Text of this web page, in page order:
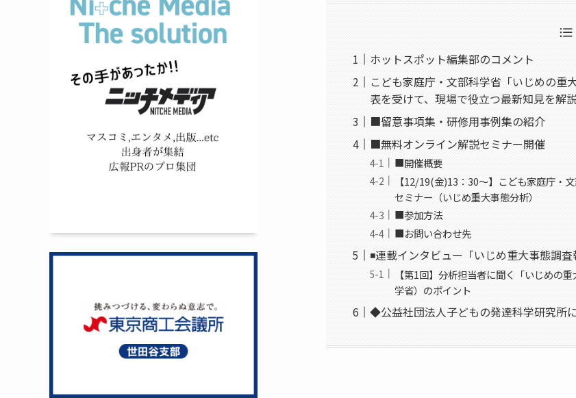
ホットスポット編集部のコメント
こども家庭庁・文部科学省「いじめの重
表を受けて、現場で役立つ最新知見を解
■留意事項集・研修用事例集の紹介
■無料オンライン解説セミナー開催
■開催概要
【12/19(金)13：30～】こども家庭庁・
セミナー（いじめ重大事態分析）
■参加方法
■お問い合わせ先
◾️連載インタビュー「いじめ重大事態調
【第1回】分析担当者に聞く「いじめの
学省）のポイント
◆公益社団法人子どもの発達科学研究所